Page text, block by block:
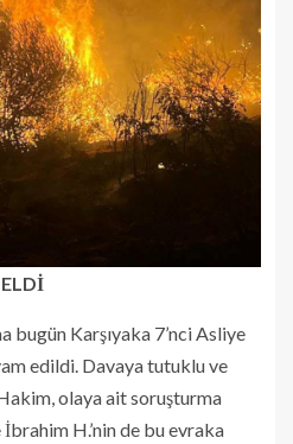
bugün Karşıyaka 7’nci Asliye
edildi. Davaya tutuklu ve
olaya ait soruşturma
İbrahim H.’nin de bu evraka